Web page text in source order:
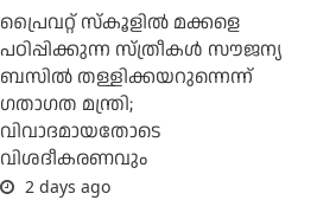
പ്രൈവറ്റ് സ്‌കൂളില്‍ മക്കളെ
പഠിപ്പിക്കുന്ന സ്ത്രീകള്‍ സൗജന്യ
ബസില്‍ തള്ളിക്കയറുന്നെന്ന്
ഗതാഗത മന്ത്രി;
വിവാദമായതോടെ
വിശദീകരണവും
2 days ago